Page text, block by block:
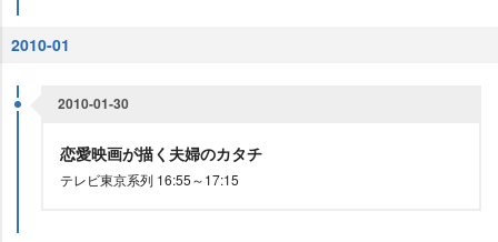
2010-01
2010-01-30
恋愛映画が描く夫婦のカタチ
テレビ東京系列 16:55～17:15